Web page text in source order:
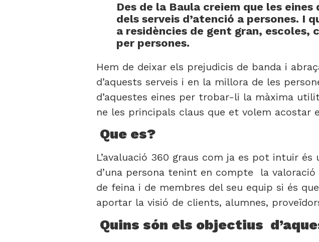
Des de la Baula creiem que les
dels serveis d’atenció a persones. I
a residències de gent gran, escoles,
per persones.
Hem de deixar els prejudicis de banda i
d’aquests serveis i en la millora de les
d’aquestes eines per trobar-li la màxima
ne les principals claus que et volem acostar
Que es?
L’avaluació 360 graus com ja es pot intuir
d’una persona tenint en compte la
de feina i de membres del seu equip si és
aportar la visió de clients, alumnes,
Quins són els objectius